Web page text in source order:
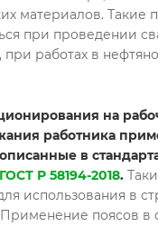
материалов. Такие
при проведении
при работах в
на
работника
в
ГОСТ Р 58194-2018.
использования в
поясов в